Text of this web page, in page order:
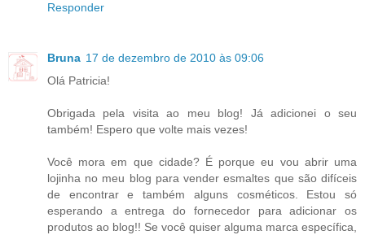
Responder
Bruna 17 de dezembro de 2010 às 09:06
Olá Patricia!
Obrigada pela visita ao meu blog! Já adicionei o seu
também! Espero que volte mais vezes!
Você mora em que cidade? É porque eu vou abrir uma
lojinha no meu blog para vender esmaltes que são difíceis
de encontrar e também alguns cosméticos. Estou só
esperando a entrega do fornecedor para adicionar os
produtos ao blog!! Se você quiser alguma marca específica,